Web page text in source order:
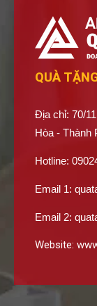
QUÀ
Địa chỉ: 70/
Hòa - Thành
Hotline:
Email 1:
Email 2:
Website: